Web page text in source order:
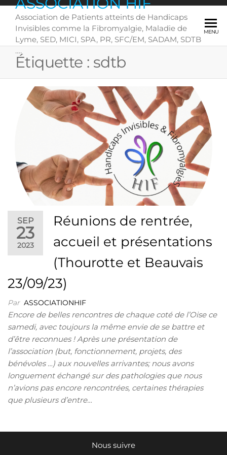
Skip
content
Association de Patients atteints de Handicaps
Invisibles comme la Fibromyalgie, Maladie de
Lyme, SED, MICI, SPA, PR, SFC/EM, SADAM, SDTB
….
MENU
Étiquette : sdtb
SEP
23
2023
Réunions de rentrée,
accueil et présentations
(Thourotte et Beauvais
23/09/23)
Par ASSOCIATIONHIF
Encore de belles rencontres de chaque coté de l’Oise ce
samedi, avec toujours la même envie de se battre et
d’être reconnues ! Après une présentation de
l’association (but, fonctionnement, projets, des
bénévoles …) aux nouvelles arrivantes; nous avons
longuement échangé sur des pathologies que nous
n’avions pas encore rencontrées, certaines thérapies
que plusieurs d’entre…
Nous suivre